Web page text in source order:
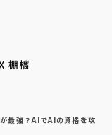
棚橋
最強？AIでAIの資格を攻